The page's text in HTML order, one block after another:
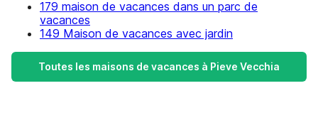
179 maison de vacances dans un parc de
vacances
149 Maison de vacances avec jardin
Toutes les maisons de vacances à Pieve Vecchia